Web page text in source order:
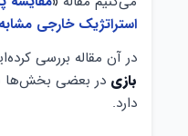
استراتژیک خارجی مشابه
در آن مقاله بررسی
بازی در بعضی بخش‌ها
دارد.